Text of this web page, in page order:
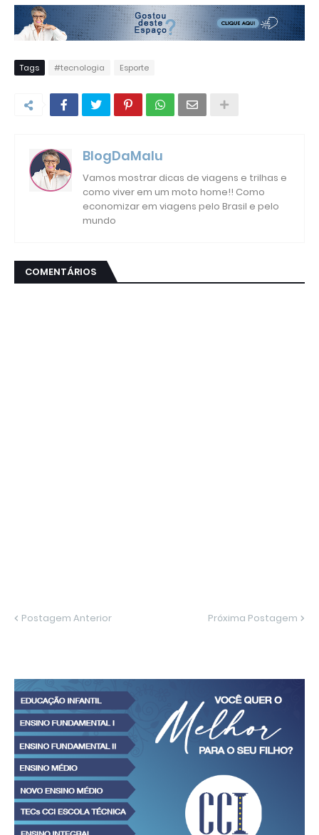
Tags #tecnologia Esporte
BlogDaMalu
Vamos mostrar dicas de viagens e trilhas e
como viver em um moto home!! Como
economizar em viagens pelo Brasil e pelo
mundo
COMENTÁRIOS
Postagem Anterior Próxima Postagem